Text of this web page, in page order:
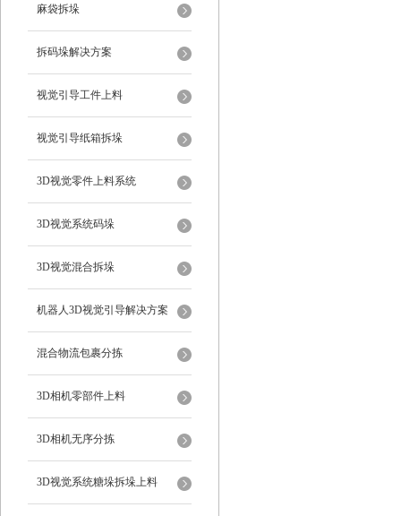
麻袋拆垛
拆码垛解决方案
视觉引导工件上料
视觉引导纸箱拆垛
3D视觉零件上料系统
3D视觉系统码垛
3D视觉混合拆垛
机器人3D视觉引导解决方案
混合物流包裹分拣
3D相机零部件上料
3D相机无序分拣
3D视觉系统糖垛拆垛上料